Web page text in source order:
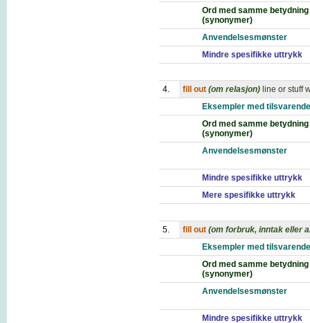
Ord med samme betydning
(synonymer)
Anvendelsesmønster
Mindre spesifikke uttrykk
4. fill out (om relasjon) line or stuff
Eksempler med
Ord med samme betydning
(synonymer)
Anvendelsesmønster
Mindre spesifikke uttrykk
Mere spesifikke uttrykk
5. fill out (om forbruk, inntak eller
Eksempler med
Ord med samme betydning
(synonymer)
Anvendelsesmønster
Mindre spesifikke uttrykk